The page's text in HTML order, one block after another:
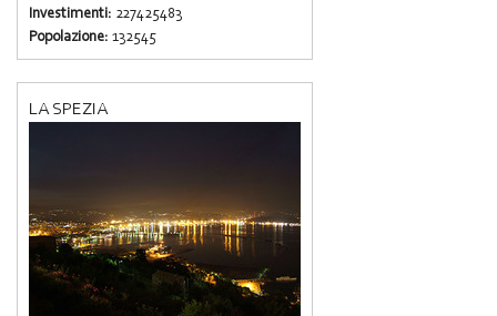
Investimenti: 227425483
Popolazione: 132545
LA SPEZIA